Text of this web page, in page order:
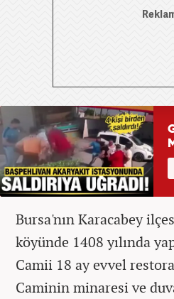
Bursa'nın Karacabey
köyünde 1408 yılında
Camii 18 ay evvel
Caminin minaresi ve